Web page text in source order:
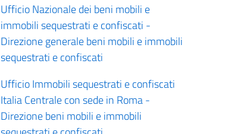
Ufficio Nazionale dei beni mobili e
immobili sequestrati e confiscati -
Direzione generale beni mobili e immobili
sequestrati e confiscati
Ufficio Immobili sequestrati e confiscati
Italia Centrale con sede in Roma -
Direzione beni mobili e immobili